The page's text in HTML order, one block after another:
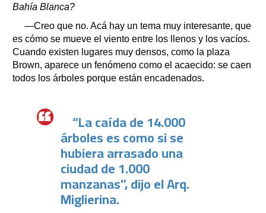
Bahía Blanca?
—Creo que no. Acá hay un tema muy interesante, que
es cómo se mueve el viento entre los llenos y los vacíos.
Cuando existen lugares muy densos, como la plaza
Brown, aparece un fenómeno como el acaecido: se caen
todos los árboles porque están encadenados.
“La caída de 14.000
árboles es como si se
hubiera arrasado una
ciudad de 1.000
manzanas”, dijo el Arq.
Miglierina.